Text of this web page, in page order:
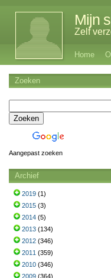
Mijn
Zelf
Home
Zoeken
Aangepast zoeken
Archief
2019 (1)
2015 (3)
2014 (5)
2013 (134)
2012 (346)
2011 (359)
2010 (346)
2009 (364)